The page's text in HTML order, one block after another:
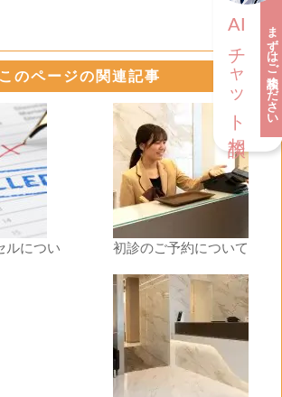
このページの関連記事
ルについ
初診のご予約について
AI
チャット相談 まずはご相談ください